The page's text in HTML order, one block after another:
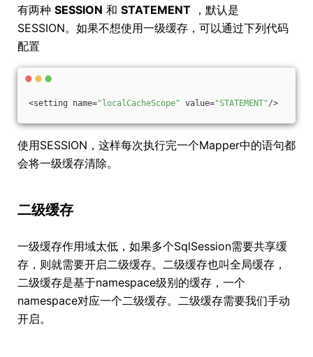
有两种 SESSION 和 STATEMENT ，默认是
SESSION。如果不想使用一级缓存，可以通过下列代码
配置
<setting name="localCacheScope" value="STATEMENT"/>
使用SESSION，这样每次执行完一个Mapper中的语句都
会将一级缓存清除。
二级缓存
一级缓存作用域太低，如果多个SqlSession需要共享缓
存，则就需要开启二级缓存。二级缓存也叫全局缓存，
二级缓存是基于namespace级别的缓存，一个
namespace对应一个二级缓存。二级缓存需要我们手动
开启。